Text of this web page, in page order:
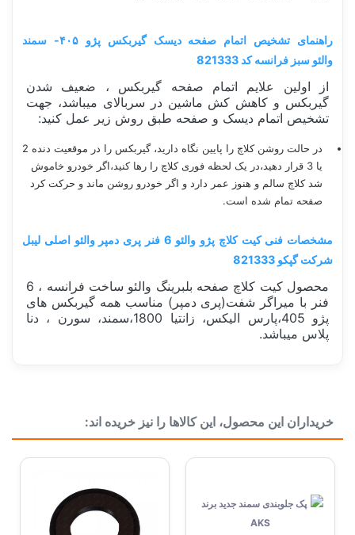
راهنمای تشخیص اتمام صفحه دیسک گیربکس پژو ۴۰۵- سمند
والئو سبز فرانسه کد 821333
از اولین علایم اتمام صفحه گیربکس ، ضعیف شدن
گیربکس و کاهش کش ماشین در سربالای میباشد، جهت
تشخیص اتمام دیسک و صفحه طبق روش زیر عمل کنید:
در حالت روشن کلاچ را پایین نگاه دارید، گیربکس را در موقعیت دنده 2
یا 3 قرار دهید،در یک لحظه فوری کلاچ را رها کنید،اگر خودرو خاموش
شد کلاچ سالم و هنوز عمر دارد و اگر خودرو روشن ماند و حرکت کرد
صفحه تمام شده است.
مشخصات فنی کیت کلاچ پژو والئو 6 فنر پری دمپر والئو اصلی لیبل
شرکت گپکو 821333
محصول کیت کلاچ صفحه بلبرینگ والئو ساخت فرانسه ، 6
فنر با میراگر شفت(پری دمپر) مناسب همه گیربکس های
پژو 405،پارس الیکس، زانتیا 1800،سمند، سورن ، دنا
پلاس میباشد.
ویژگی خاص پری دمپر
بسته بندی جعبه تکی
دیسک و صفحه
خریداران این محصول، این کالاها را نیز خریده اند: